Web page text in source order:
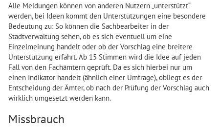
Alle Meldungen können von anderen Nutzern „unterstützt“
werden, bei Ideen kommt den Unterstützungen eine besondere
Bedeutung zu: So können die Sachbearbeiter in der
Stadtverwaltung sehen, ob es sich eventuell um eine
Einzelmeinung handelt oder ob der Vorschlag eine breitere
Unterstützung erfährt. Ab 15 Stimmen wird die Idee auf jeden
Fall von den Fachämtern geprüft. Da es sich hierbei nur um
einen Indikator handelt (ähnlich einer Umfrage), obliegt es der
Entscheidung der Ämter, ob nach der Prüfung der Vorschlag auch
wirklich umgesetzt werden kann.
Missbrauch